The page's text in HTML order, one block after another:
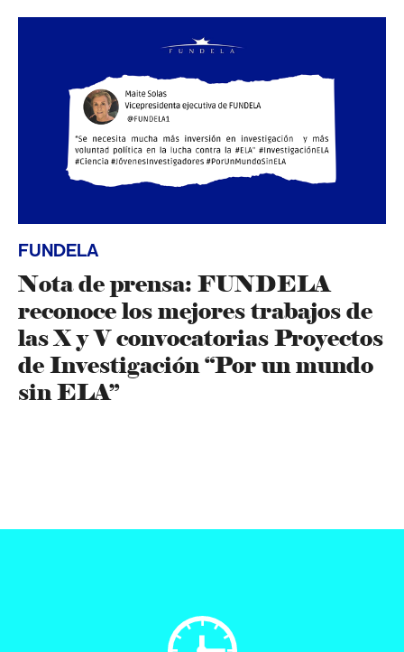
FUNDELA
Nota de prensa: FUNDELA
reconoce los mejores trabajos de
las X y V convocatorias Proyectos
de Investigación “Por un mundo
sin ELA”